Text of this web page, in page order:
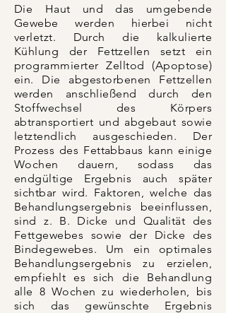
Die Haut und das umgebende
Gewebe werden hierbei nicht
verletzt. Durch die kalkulierte
Kühlung der Fettzellen setzt ein
programmierter Zelltod (Apoptose)
ein. Die abgestorbenen Fettzellen
werden anschließend durch den
Stoffwechsel des Körpers
abtransportiert und abgebaut sowie
letztendlich ausgeschieden. Der
Prozess des Fettabbaus kann einige
Wochen dauern, sodass das
endgültige Ergebnis auch später
sichtbar wird. Faktoren, welche das
Behandlungsergebnis beeinflussen,
sind z. B. Dicke und Qualität des
Fettgewebes sowie der Dicke des
Bindegewebes. Um ein optimales
Behandlungsergebnis zu erzielen,
empfiehlt es sich die Behandlung
alle 8 Wochen zu wiederholen, bis
sich das gewünschte Ergebnis